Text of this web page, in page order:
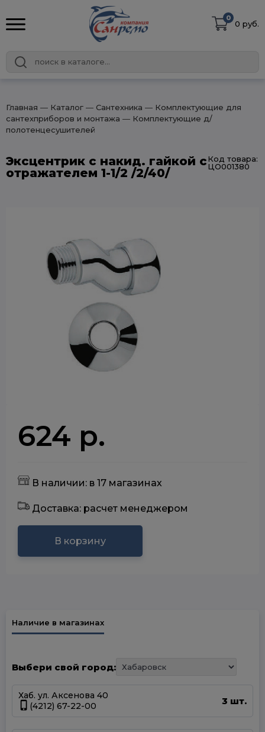
0
0 руб.
Главная ― Каталог ― Сантехника ― Комплектующие для
сантехприборов и монтажа ― Комплектующие д/
полотенцесушителей
Эксцентрик с накид. гайкой с
отражателем 1-1/2 /2/40/
Код товара:
ЦО001380
624 р.
В наличии: в 17 магазинах
Доставка: расчет менеджером
В корзину
Наличие в магазинах
Выбери свой город:
Хаб. ул. Аксенова 40
(4212) 67-22-00
3 шт.